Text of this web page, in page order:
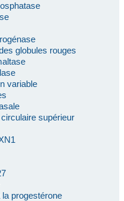
globules rouges
variable
supérieur
progestérone